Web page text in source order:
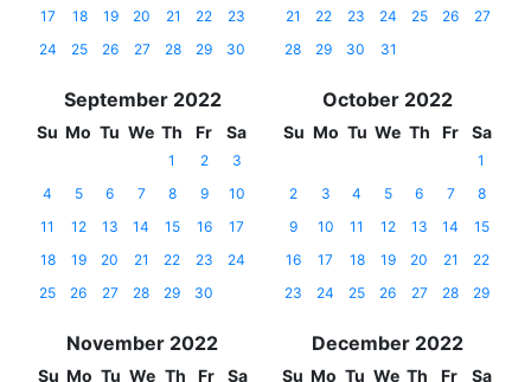
17
18 19 20 21 22
23
24
25 26 27 28 29 30
21
22 23 24 25 26
27
28
29 30 31
September 2022
Su Mo Tu We Th Fr Sa
1 2
3
4
5 6 7 8 9
10
11
12 13 14 15 16
17
18
19 20 21 22 23
24
25
26 27 28 29 30
October 2022
Su Mo Tu We Th Fr Sa
1
2
3 4 5 6 7
8
9
10 11 12 13 14
15
16
17 18 19 20 21
22
23
24 25 26 27 28 29
November 2022
Su Mo Tu We Th Fr Sa
December 2022
Su Mo Tu We Th Fr Sa